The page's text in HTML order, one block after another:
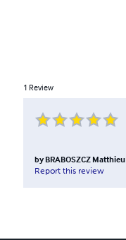
1 Review
by BRABOSZCZ Matthieu
Report this review